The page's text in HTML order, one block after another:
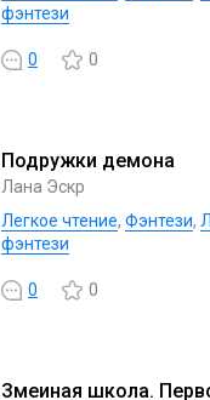
фэнтези
0 0
Подружки демона
Лана Эскр
Легкое чтение, Фэнтези,
фэнтези
0 0
Змеиная школа.